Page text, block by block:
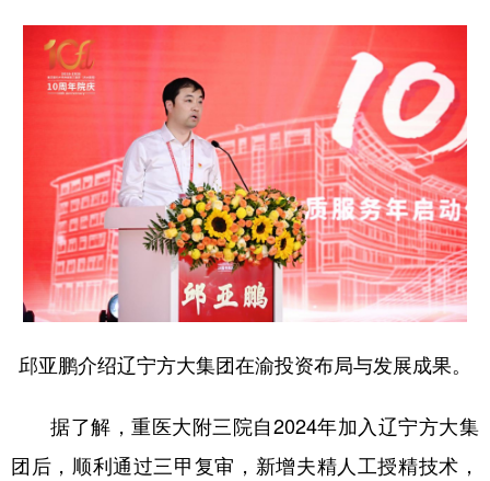
邱亚鹏介绍辽宁方大集团在渝投资布局与发展成果。
据了解，重医大附三院自2024年加入辽宁方大集
团后，顺利通过三甲复审，新增夫精人工授精技术，